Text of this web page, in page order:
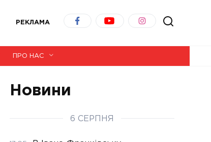
РЕКЛАМА
ПРО НАС
Новини
6 СЕРПНЯ